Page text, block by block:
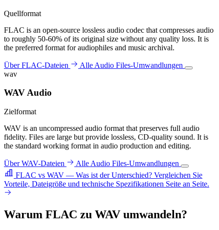
Quellformat
FLAC is an open-source lossless audio codec that compresses audio
to roughly 50-60% of its original size without any quality loss. It is
the preferred format for audiophiles and music archival.
Über FLAC-Dateien
Alle Audio Files-Umwandlungen
wav
WAV Audio
Zielformat
WAV is an uncompressed audio format that preserves full audio
fidelity. Files are large but provide lossless, CD-quality sound. It is
the standard working format in audio production and editing.
Über WAV-Dateien
Alle Audio Files-Umwandlungen
FLAC vs WAV — Was ist der Unterschied? Vergleichen Sie
Vorteile, Dateigröße und technische Spezifikationen Seite an Seite.
Warum FLAC zu WAV umwandeln?